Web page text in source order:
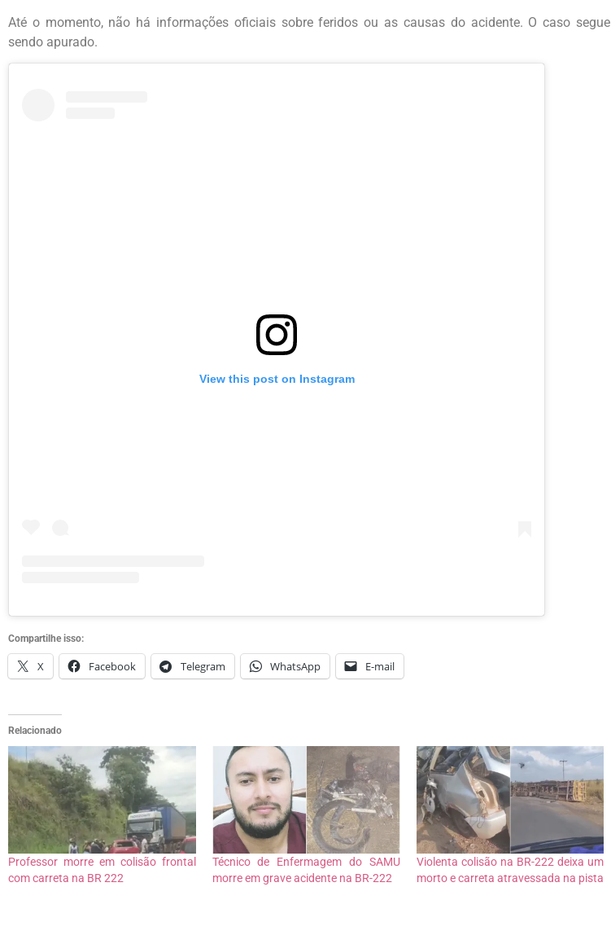
Até o momento, não há informações oficiais sobre feridos ou as causas do acidente. O caso segue
sendo apurado.
View this post on Instagram
Compartilhe isso:
X Facebook Telegram WhatsApp E-mail
Relacionado
Professor morre em colisão frontal
com carreta na BR 222
Técnico de Enfermagem do SAMU
morre em grave acidente na BR-222
Violenta colisão na BR-222 deixa um
morto e carreta atravessada na pista